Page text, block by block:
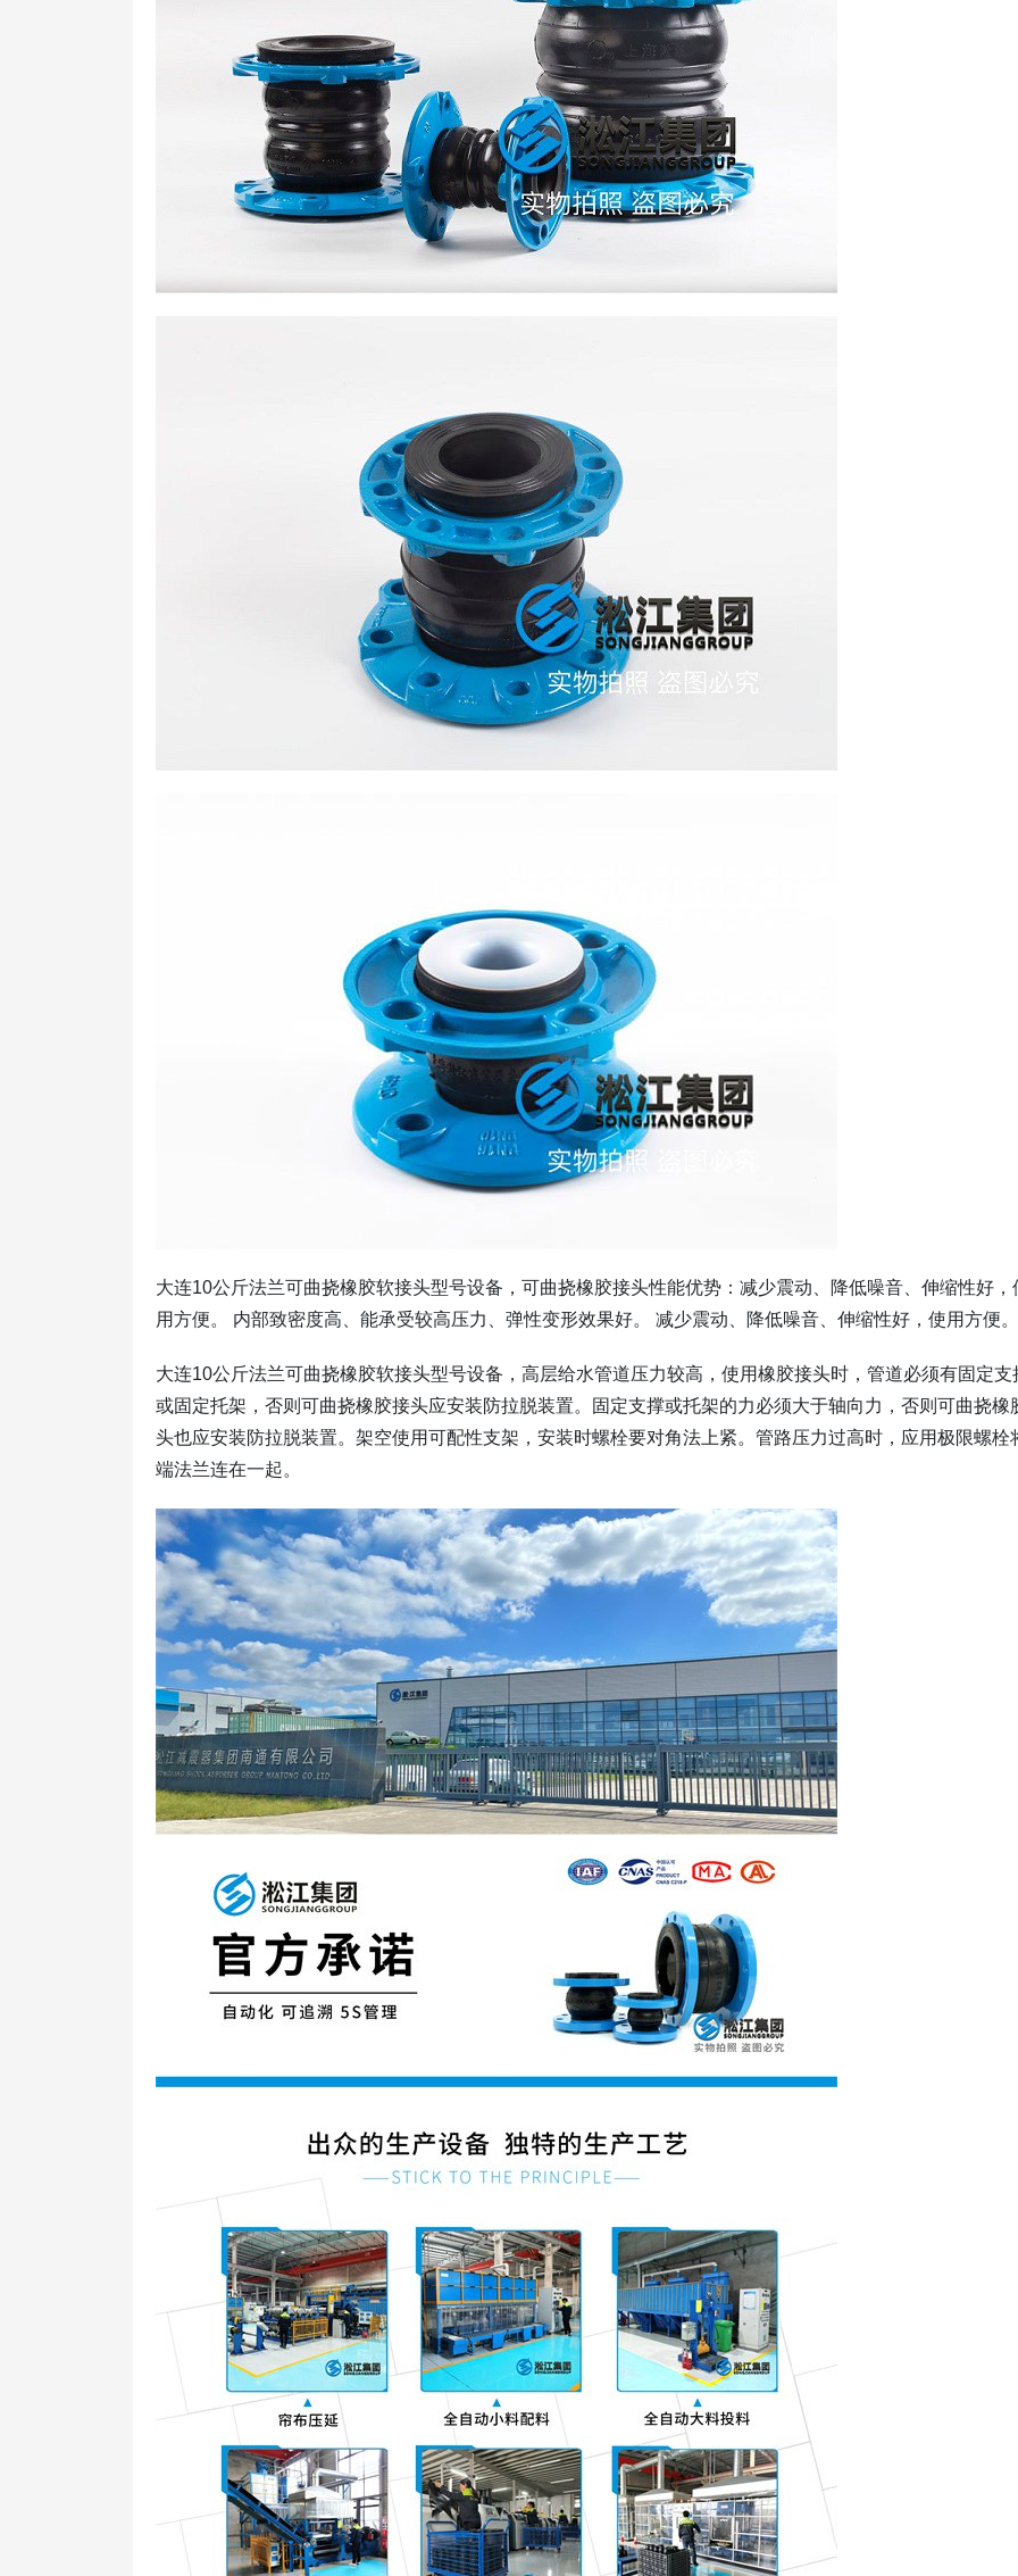
大连10公斤法兰可曲挠橡胶软接头型号设备，可曲挠橡胶接头性能优势：减少震动、降低噪音、伸缩性好，
用方便。 内部致密度高、能承受较高压力、弹性变形效果好。 减少震动、降低噪音、伸缩性好，使用方便。
大连10公斤法兰可曲挠橡胶软接头型号设备，高层给水管道压力较高，使用橡胶接头时，管道必须有固定支
或固定托架，否则可曲挠橡胶接头应安装防拉脱装置。固定支撑或托架的力必须大于轴向力，否则可曲挠橡
头也应安装防拉脱装置。架空使用可配性支架，安装时螺栓要对角法上紧。管路压力过高时，应用极限螺栓
端法兰连在一起。